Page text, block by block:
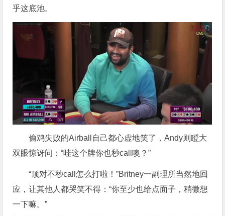
乎这底池。
偷鸡失败的Airball自己都心虚地笑了，Andy则瞪大
双眼惊讶问：“哇这个牌你也秒call噢？”
“顶对不秒call怎么打啦！”Britney一副理所当然地回
应，让其他人都哭笑不得：“你至少也给点面子，稍微想
一下嘛。”